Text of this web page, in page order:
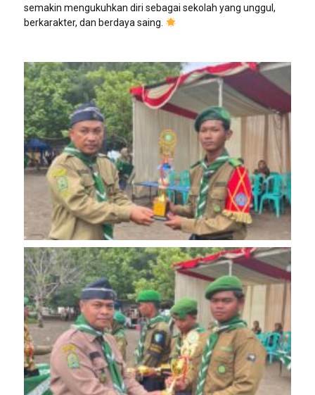
semakin mengukuhkan diri sebagai sekolah yang unggul,
berkarakter, dan berdaya saing.